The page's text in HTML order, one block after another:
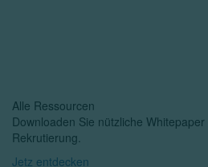
Alle Ressourcen
Downloaden Sie nützliche
Rekrutierung.
Jetz entdecken